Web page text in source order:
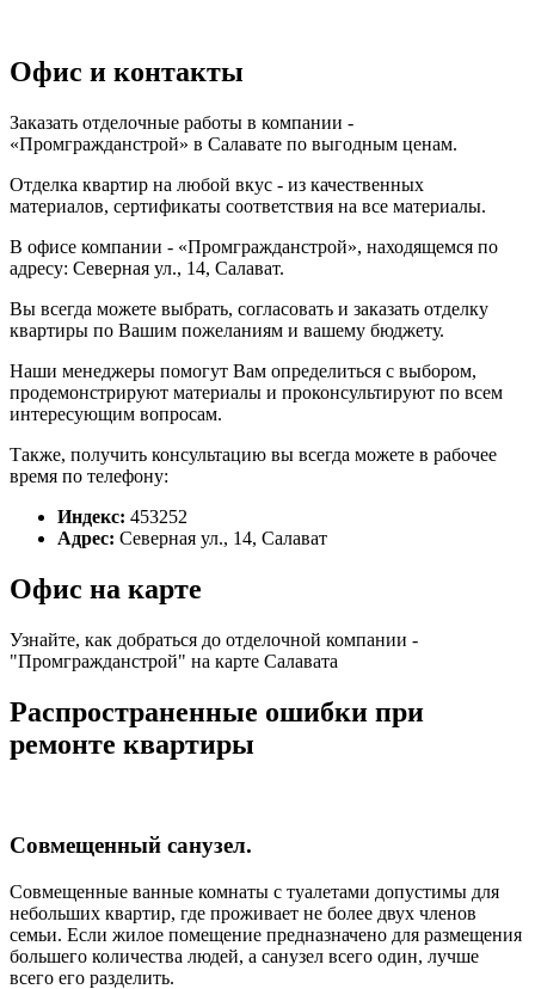
Офис и контакты
Заказать отделочные работы в компании -
«Промгражданстрой» в Салавате по выгодным ценам.
Отделка квартир на любой вкус - из качественных
материалов, сертификаты соответствия на все материалы.
В офисе компании - «Промгражданстрой», находящемся по
адресу: Северная ул., 14, Салават.
Вы всегда можете выбрать, согласовать и заказать отделку
квартиры по Вашим пожеланиям и вашему бюджету.
Наши менеджеры помогут Вам определиться с выбором,
продемонстрируют материалы и проконсультируют по всем
интересующим вопросам.
Также, получить консультацию вы всегда можете в рабочее
время по телефону:
Индекс: 453252
Адрес: Северная ул., 14, Салават
Офис на карте
Узнайте, как добраться до отделочной компании -
"Промгражданстрой" на карте Салавата
Распространенные ошибки при
ремонте квартиры
Совмещенный санузел.
Совмещенные ванные комнаты с туалетами допустимы для
небольших квартир, где проживает не более двух членов
семьи. Если жилое помещение предназначено для размещения
большего количества людей, а санузел всего один, лучше
всего его разделить.